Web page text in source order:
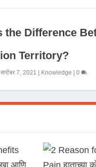
the Difference
Territory?
|सप्टेंबर 7, 2021 Knowledge |0